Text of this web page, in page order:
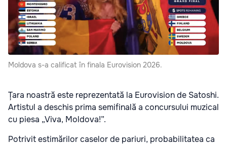
Moldova s-a calificat în finala Eurovision 2026.
Țara noastră este reprezentată la Eurovision de Satoshi.
Artistul a deschis prima semifinală a concursului muzical
cu piesa „Viva, Moldova!”.
Potrivit estimărilor caselor de pariuri, probabilitatea ca